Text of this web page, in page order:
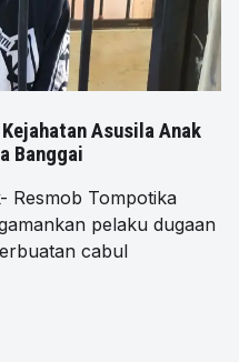
Asusila Anak
Banggai
Resmob Tompotika
pelaku dugaan
cabul